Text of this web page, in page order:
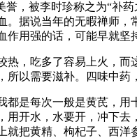
誉，被李时珍称之为“补
。据说当年的无暇禅师，
作用强的话，可能早就坚
热，吃多了容易上火，
所以需要滋补。四味中
都是每次一般是黄芪，
用开水，水要开，冲下
就把黄精、枸杞子、西洋